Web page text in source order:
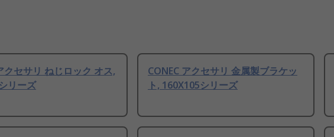
クセサリ ねじロック オス,
リーズ
CONEC アクセサリ 金属製ブラケッ
ト, 160X105シリーズ